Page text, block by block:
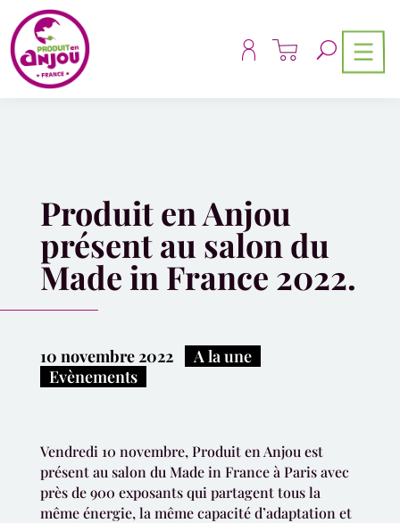
Produit en Anjou
présent au salon du
Made in France 2022.
10 novembre 2022| A la une
Evènements
Vendredi 10 novembre, Produit en Anjou est
présent au salon du Made in France à Paris avec
près de 900 exposants qui partagent tous la
même énergie, la même capacité d’adaptation et
Panneau de gestion des cookies